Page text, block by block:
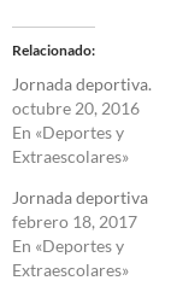
Relacionado
Jornada deportiva.
octubre 20, 2016
En «Deportes y
Extraescolares»
Jornada deportiva
febrero 18, 2017
En «Deportes y
Extraescolares»